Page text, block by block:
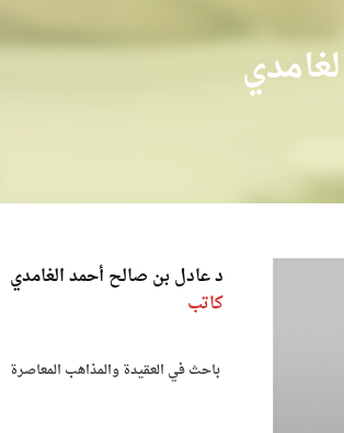
د عادل بن صالح أحمد الغامدي
كاتب
باحث في العقيدة والمذاهب المعاصرة